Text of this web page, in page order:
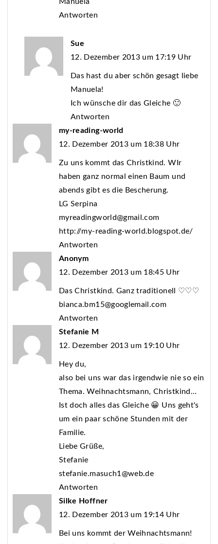
Antworten
Sue
12. Dezember 2013 um 17:19 Uhr
Das hast du aber schön gesagt liebe
Manuela!
Ich wünsche dir das Gleiche 🙂
Antworten
my-reading-world
12. Dezember 2013 um 18:38 Uhr
Zu uns kommt das Christkind. WIr
haben ganz normal einen Baum und
abends gibt es die Bescherung.
LG Serpina
myreadingworld@gmail.com
http://my-reading-world.blogspot.de/
Antworten
Anonym
12. Dezember 2013 um 18:45 Uhr
Das Christkind. Ganz traditionell ♡♡♡
bianca.bm15@googlemail.com
Antworten
Stefanie M
12. Dezember 2013 um 19:10 Uhr
Hey du,
also bei uns war das irgendwie nie so ein
Thema. Weihnachtsmann, Christkind…
Ist doch alles das Gleiche 😀 Uns geht's
um ein paar schöne Stunden mit der
Familie.
Liebe Grüße,
Stefanie
stefanie.masuch1@web.de
Antworten
Silke Hoffner
12. Dezember 2013 um 19:14 Uhr
Bei uns kommt der Weihnachtsmann!